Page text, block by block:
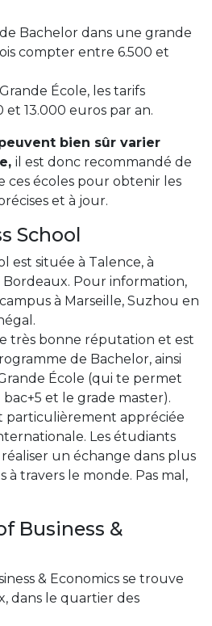
Bachelor dans une grande
compter entre 6.500 et
École, les tarifs
13.000 euros par an.
bien sûr varier
il est donc recommandé de
ces écoles pour obtenir les
et à jour.
School
est située à Talence, à
Pour information,
à Marseille, Suzhou en
très bonne réputation et est
de Bachelor, ainsi
École (qui te permet
et le grade master).
particulièrement appréciée
Les étudiants
un échange dans plus
à travers le monde. Pas mal,
Business &
& Economics se trouve
dans le quartier des